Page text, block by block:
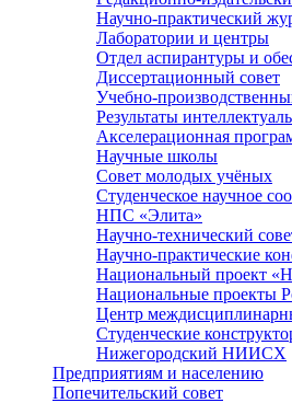
Научно-практический
Лаборатории и центры
Отдел аспирантуры и
Диссертационный совет
Учебно-
Результаты
Акселерационная
Научные школы
Совет молодых учёных
Студенческое научное
НПС «Элита»
Научно-технический
Научно-практические
Национальный проект
Национальные проекты
Центр
Студенческие
Нижегородский НИИСХ
Предприятиям и населению
Попечительский совет